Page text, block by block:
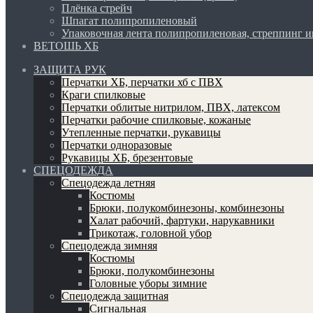
Плёнка стрейч
Шпагат полипропиленовый
Упаковочная лента полипропиленовая, стреппинг
ВЕТОШЬ ХБ
ЗАЩИТА РУК
Перчатки ХБ, перчатки хб с ПВХ
Краги спилковые
Перчатки облитые нитрилом, ПВХ, латексом
Перчатки рабочие спилковые, кожаные
Утепленные перчатки, рукавицы
Перчатки одноразовые
Рукавицы ХБ, брезентовые
СПЕЦОДЕЖДА
Спецодежда летняя
Костюмы
Брюки, полукомбинезоны, комбинезоны
Халат рабочий, фартуки, нарукавники
Трикотаж, головной убор
Спецодежда зимняя
Костюмы
Брюки, полукомбинезоны
Головные уборы зимние
Спецодежда защитная
Сигнальная